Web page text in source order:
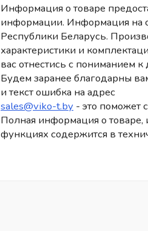
Информация о товаре
информации. Информация на
Республики Беларусь.
характеристики и
вас отнестись с пониманием
Будем заранее благодарны
и текст ошибка на адрес
sales@viko-t.by - это поможет
Полная информация о товаре,
функциях содержится в